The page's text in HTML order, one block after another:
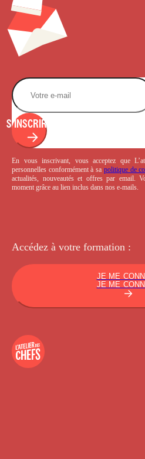
S'INSCRIRE
En vous inscrivant, vous acceptez que
personnelles conformément à sa politique de
actualités, nouveautés et offres par email.
moment grâce au lien inclus dans nos e-mails.
Accédez à votre formation :
JE ME
JE ME